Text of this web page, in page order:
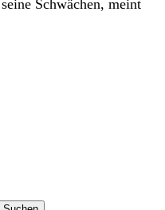
Schwächen, meint